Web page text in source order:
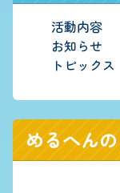
活動内容
お知らせ
トピックス
めるへん